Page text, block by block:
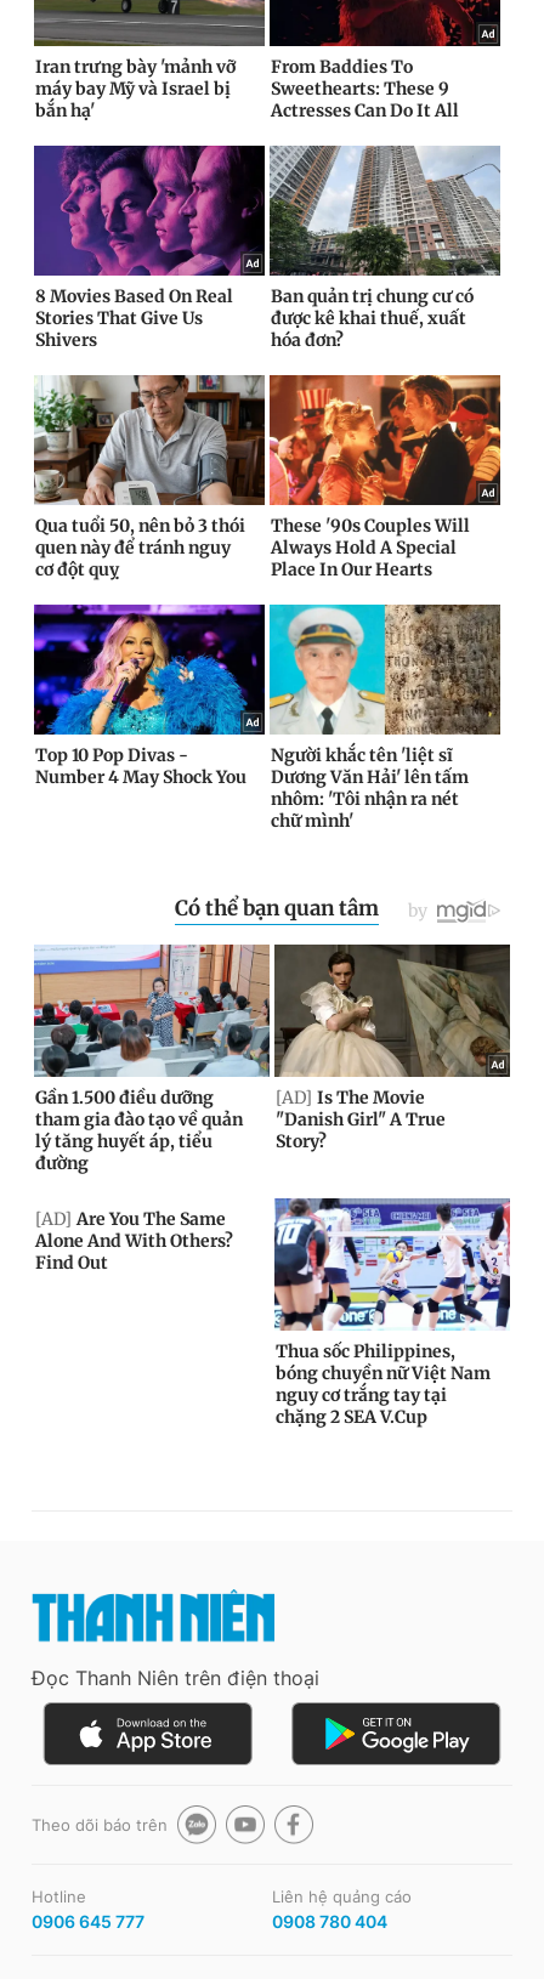
Đọc Thanh Niên trên điện thoại
Theo dõi báo trên
Hotline
0906 645 777
Liên hệ quảng cáo
0908 780 404